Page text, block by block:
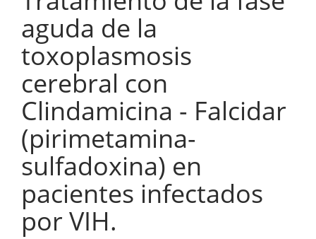
aguda de la
toxoplasmosis
cerebral con
Clindamicina - Falcidar
(pirimetamina-
sulfadoxina) en
pacientes infectados
por VIH.